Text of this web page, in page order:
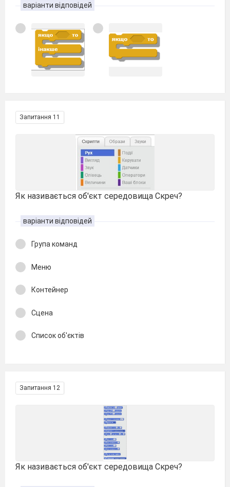
варіанти відповідей
Запитання 11
Як називається об'єкт середовища Скреч?
варіанти відповідей
Група команд
Меню
Контейнер
Сцена
Список об'єктів
Запитання 12
Як називається об'єкт середовища Скреч?